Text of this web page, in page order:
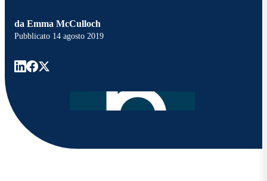
da Emma McCulloch
Pubblicato 14 agosto 2019